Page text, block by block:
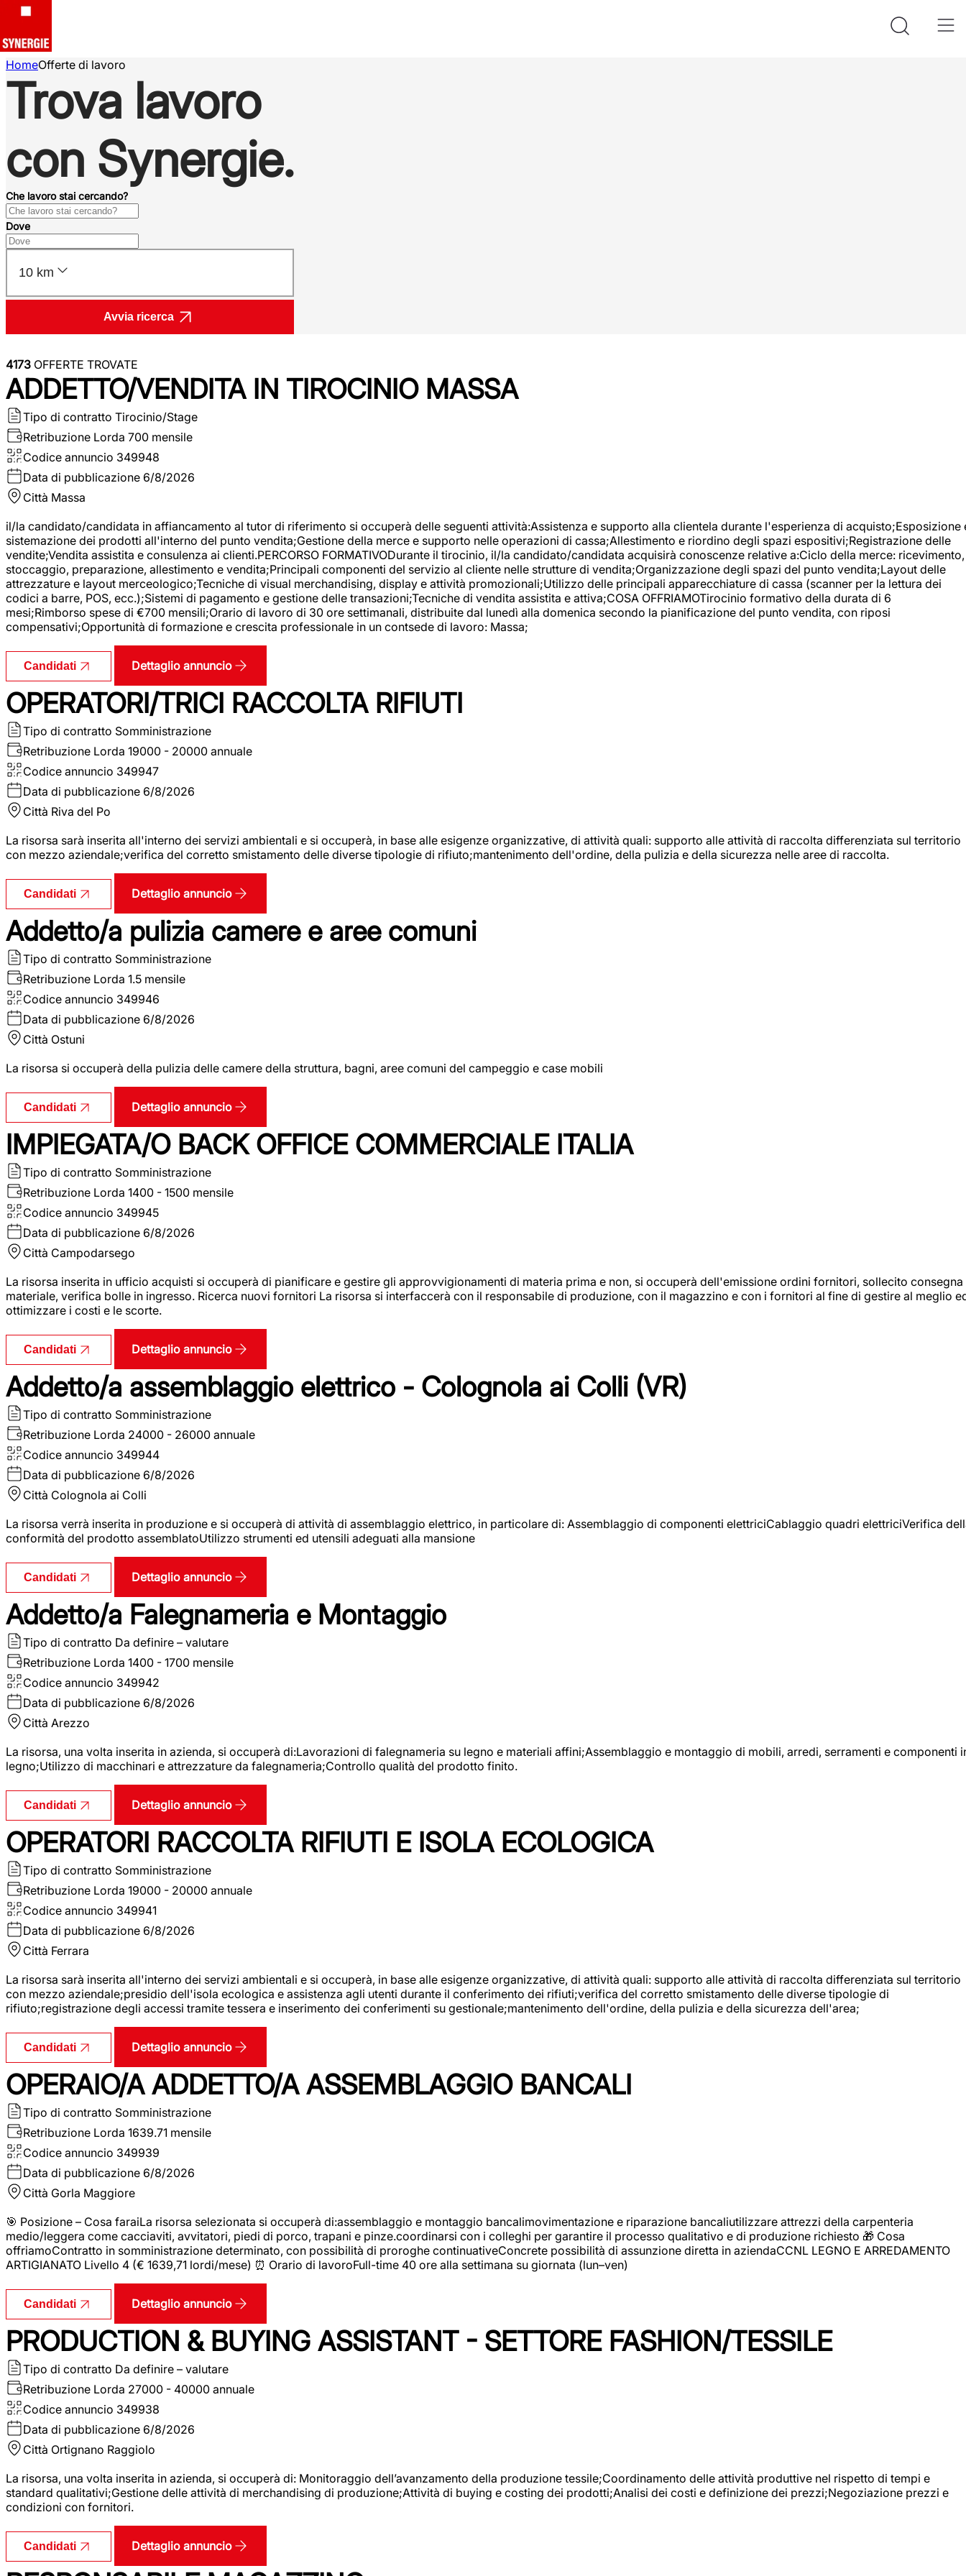
HomeOfferte di lavoro
Trova lavoro
con Synergie.
Che lavoro stai cercando?
Dove
10 km
Avvia ricerca
4173 OFFERTE TROVATE
ADDETTO/VENDITA IN TIROCINIO MASSA
Tipo di contratto Tirocinio/Stage
Retribuzione Lorda 700 mensile
Codice annuncio 349948
Data di pubblicazione 6/8/2026
Città Massa
il/la candidato/candidata in affiancamento al tutor di riferimento si occuperà delle seguenti attività:Assistenza e supporto alla clientela durante l'esperienza di acquisto;Esposizione
sistemazione dei prodotti all'interno del punto vendita;Gestione della merce e supporto nelle operazioni di cassa;Allestimento e riordino degli spazi espositivi;Registrazione delle
vendite;Vendita assistita e consulenza ai clienti.PERCORSO FORMATIVODurante il tirocinio, il/la candidato/candidata acquisirà conoscenze relative a:Ciclo della merce: ricevimento,
stoccaggio, preparazione, allestimento e vendita;Principali componenti del servizio al cliente nelle strutture di vendita;Organizzazione degli spazi del punto vendita;Layout delle
attrezzature e layout merceologico;Tecniche di visual merchandising, display e attività promozionali;Utilizzo delle principali apparecchiature di cassa (scanner per la lettura dei
codici a barre, POS, ecc.);Sistemi di pagamento e gestione delle transazioni;Tecniche di vendita assistita e attiva;COSA OFFRIAMOTirocinio formativo della durata di 6
mesi;Rimborso spese di €700 mensili;Orario di lavoro di 30 ore settimanali, distribuite dal lunedì alla domenica secondo la pianificazione del punto vendita, con riposi
compensativi;Opportunità di formazione e crescita professionale in un contsede di lavoro: Massa;
Candidati Dettaglio annuncio
OPERATORI/TRICI RACCOLTA RIFIUTI
Tipo di contratto Somministrazione
Retribuzione Lorda 19000 - 20000 annuale
Codice annuncio 349947
Data di pubblicazione 6/8/2026
Città Riva del Po
La risorsa sarà inserita all'interno dei servizi ambientali e si occuperà, in base alle esigenze organizzative, di attività quali: supporto alle attività di raccolta differenziata sul territorio
con mezzo aziendale;verifica del corretto smistamento delle diverse tipologie di rifiuto;mantenimento dell'ordine, della pulizia e della sicurezza nelle aree di raccolta.
Candidati Dettaglio annuncio
Addetto/a pulizia camere e aree comuni
Tipo di contratto Somministrazione
Retribuzione Lorda 1.5 mensile
Codice annuncio 349946
Data di pubblicazione 6/8/2026
Città Ostuni
La risorsa si occuperà della pulizia delle camere della struttura, bagni, aree comuni del campeggio e case mobili
Candidati Dettaglio annuncio
IMPIEGATA/O BACK OFFICE COMMERCIALE ITALIA
Tipo di contratto Somministrazione
Retribuzione Lorda 1400 - 1500 mensile
Codice annuncio 349945
Data di pubblicazione 6/8/2026
Città Campodarsego
La risorsa inserita in ufficio acquisti si occuperà di pianificare e gestire gli approvvigionamenti di materia prima e non, si occuperà dell'emissione ordini fornitori, sollecito consegna
materiale, verifica bolle in ingresso. Ricerca nuovi fornitori La risorsa si interfaccerà con il responsabile di produzione, con il magazzino e con i fornitori al fine di gestire al meglio
ottimizzare i costi e le scorte.
Candidati Dettaglio annuncio
Addetto/a assemblaggio elettrico - Colognola ai Colli (VR)
Tipo di contratto Somministrazione
Retribuzione Lorda 24000 - 26000 annuale
Codice annuncio 349944
Data di pubblicazione 6/8/2026
Città Colognola ai Colli
La risorsa verrà inserita in produzione e si occuperà di attività di assemblaggio elettrico, in particolare di: Assemblaggio di componenti elettriciCablaggio quadri elettriciVerifica
conformità del prodotto assemblatoUtilizzo strumenti ed utensili adeguati alla mansione
Candidati Dettaglio annuncio
Addetto/a Falegnameria e Montaggio
Tipo di contratto Da definire – valutare
Retribuzione Lorda 1400 - 1700 mensile
Codice annuncio 349942
Data di pubblicazione 6/8/2026
Città Arezzo
La risorsa, una volta inserita in azienda, si occuperà di:Lavorazioni di falegnameria su legno e materiali affini;Assemblaggio e montaggio di mobili, arredi, serramenti e componenti
legno;Utilizzo di macchinari e attrezzature da falegnameria;Controllo qualità del prodotto finito.
Candidati Dettaglio annuncio
OPERATORI RACCOLTA RIFIUTI E ISOLA ECOLOGICA
Tipo di contratto Somministrazione
Retribuzione Lorda 19000 - 20000 annuale
Codice annuncio 349941
Data di pubblicazione 6/8/2026
Città Ferrara
La risorsa sarà inserita all'interno dei servizi ambientali e si occuperà, in base alle esigenze organizzative, di attività quali: supporto alle attività di raccolta differenziata sul territorio
con mezzo aziendale;presidio dell'isola ecologica e assistenza agli utenti durante il conferimento dei rifiuti;verifica del corretto smistamento delle diverse tipologie di
rifiuto;registrazione degli accessi tramite tessera e inserimento dei conferimenti su gestionale;mantenimento dell'ordine, della pulizia e della sicurezza dell'area;
Candidati Dettaglio annuncio
OPERAIO/A ADDETTO/A ASSEMBLAGGIO BANCALI
Tipo di contratto Somministrazione
Retribuzione Lorda 1639.71 mensile
Codice annuncio 349939
Data di pubblicazione 6/8/2026
Città Gorla Maggiore
🎯 Posizione – Cosa faraiLa risorsa selezionata si occuperà di:assemblaggio e montaggio bancalimovimentazione e riparazione bancaliutilizzare attrezzi della carpenteria
medio/leggera come cacciaviti, avvitatori, piedi di porco, trapani e pinze.coordinarsi con i colleghi per garantire il processo qualitativo e di produzione richiesto 🎁 Cosa
offriamoContratto in somministrazione determinato, con possibilità di proroghe continuativeConcrete possibilità di assunzione diretta in aziendaCCNL LEGNO E ARREDAMENTO
ARTIGIANATO Livello 4 (€ 1639,71 lordi/mese) ⏰ Orario di lavoroFull-time 40 ore alla settimana su giornata (lun–ven)
Candidati Dettaglio annuncio
PRODUCTION & BUYING ASSISTANT - SETTORE FASHION/TESSILE
Tipo di contratto Da definire – valutare
Retribuzione Lorda 27000 - 40000 annuale
Codice annuncio 349938
Data di pubblicazione 6/8/2026
Città Ortignano Raggiolo
La risorsa, una volta inserita in azienda, si occuperà di: Monitoraggio dell’avanzamento della produzione tessile;Coordinamento delle attività produttive nel rispetto di tempi e
standard qualitativi;Gestione delle attività di merchandising di produzione;Attività di buying e costing dei prodotti;Analisi dei costi e definizione dei prezzi;Negoziazione prezzi e
condizioni con fornitori.
Candidati Dettaglio annuncio